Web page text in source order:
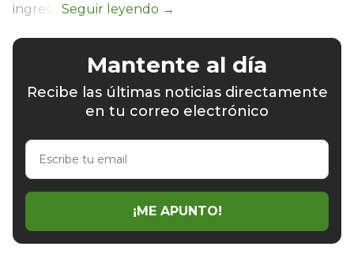
ingreso.
Mantente al día
Recibe las últimas noticias directamente
en tu correo electrónico
Escribe
email
¡ME APUNTO!